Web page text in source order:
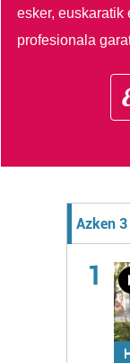
esker, euskaratik
profesionala
Azken
1